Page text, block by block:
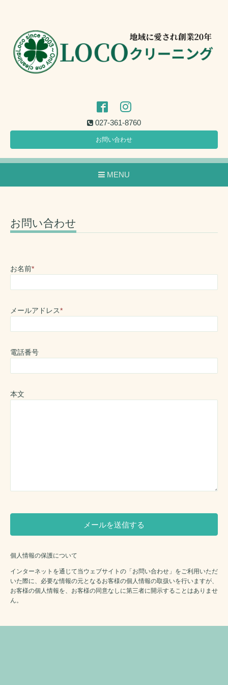
027-361-8760
お問い合わせ
MENU
お問い合わせ
お名前*
メールアドレス*
電話番号
本文
個人情報の保護について
インターネットを通じて当ウェブサイトの「お問い合わせ」をご利用いただ
いた際に、必要な情報の元となるお客様の個人情報の取扱いを行いますが、
お客様の個人情報を、お客様の同意なしに第三者に開示することはありませ
ん。